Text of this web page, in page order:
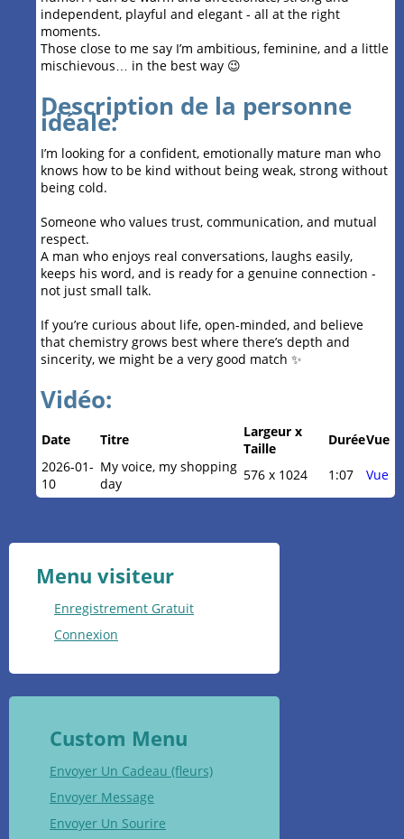
independent, playful and elegant - all at the right
moments.
Those close to me say I’m ambitious, feminine, and a little
mischievous… in the best way 😉
Description de la personne
idéale:
I’m looking for a confident, emotionally mature man who
knows how to be kind without being weak, strong without
being cold.
Someone who values trust, communication, and mutual
respect.
A man who enjoys real conversations, laughs easily,
keeps his word, and is ready for a genuine connection -
not just small talk.
If you’re curious about life, open-minded, and believe
that chemistry grows best where there’s depth and
sincerity, we might be a very good match ✨
Vidéo:
Date Titre
Largeur x
Taille
DuréeVue
2026-01-
10
My voice, my shopping
day
576 x 1024 1:07 Vue
Menu visiteur
Enregistrement Gratuit
Connexion
Custom Menu
Envoyer Un Cadeau (fleurs)
Envoyer Message
Envoyer Un Sourire